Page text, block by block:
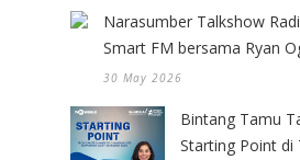
Narasumber Talkshow
Smart FM bersama Ryan
30 May 2026
Bintang Tamu
Starting Point di